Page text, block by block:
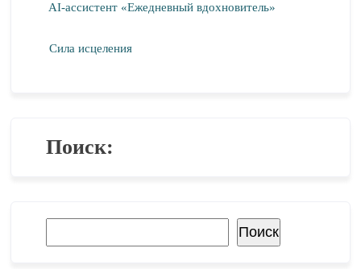
AI-ассистент «Ежедневный вдохновитель»
Сила исцеления
Поиск:
Поиск